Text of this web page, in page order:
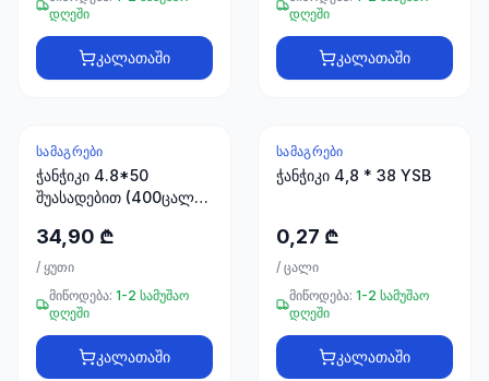
სახლი და
ინტერიერი
10
+995
599
66
33
დღეში
კალათაში
დღეში
კალათაში
ᲡᲐᲛᲐᲒᲠᲔᲑᲘ
ჭანჭიკი 4.8*50
შუასადებით (400ცალი)
34,90 ₾
/ ყუთი
მიწოდება: 1-2 სამუშაო
დღეში
კალათაში
ᲡᲐᲛᲐᲒᲠᲔᲑᲘ
ჭანჭიკი 4,8 * 38 YSB
0,27 ₾
/ ცალი
მიწოდება: 1-2 სამუშაო
დღეში
კალათაში